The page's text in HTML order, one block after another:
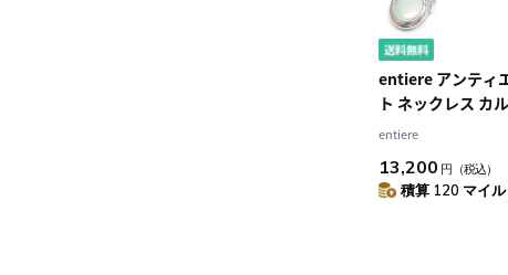
entiere アンティ
ト ネックレス カ
ー シルバー925
entiere
13,200 円 （税込）
積算 120 マイ